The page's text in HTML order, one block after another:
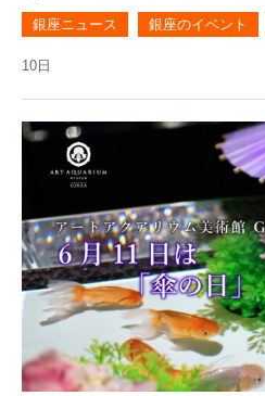
マイページ
銀座ニュース 銀座のイベント
10日